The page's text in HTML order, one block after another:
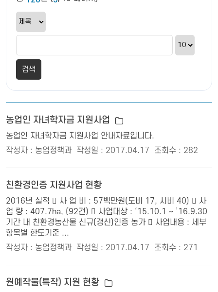
농업인 자녀학자금 지원사업
농업인 자녀학자금 지원사업 안내자료입니다.
작성자 : 농업정책과
작성일 : 2017.04.17 조회수 : 282
친환경인증 지원사업 현황
2016년 실적  사 업 비 : 57백만원(도비 17, 시비 40)  사
업 량 : 407.7ha, (92건)  사업대상 : ‘15.10.1 ~ ’16.9.30
기간 내 친환경농산물 신규(갱신)인증 농가  사업내용 : 세부
항목별 한도기준 ...
작성자 : 농업정책과
작성일 : 2017.04.17 조회수 : 271
원예작물(특작) 지원 현황